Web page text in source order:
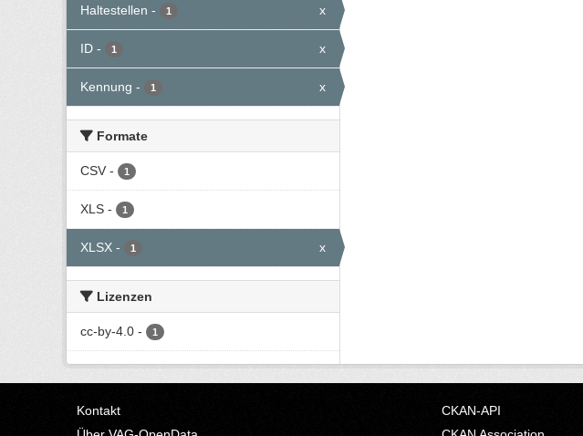
Haltestellen - 1 x
ID - 1 x
Kennung - 1 x
Formate
CSV - 1
XLS - 1
XLSX - 1 x
Lizenzen
cc-by-4.0 - 1
Kontakt
CKAN-API